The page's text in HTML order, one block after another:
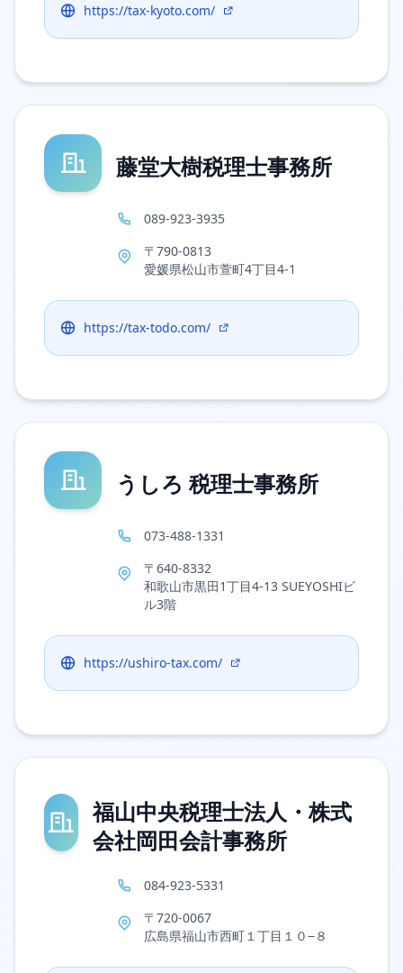
https://tax-kyoto.com/
藤堂大樹税理士事務所
089-923-3935
〒790-0813
愛媛県松山市萱町4丁目4-1
https://tax-todo.com/
うしろ 税理士事務所
073-488-1331
〒640-8332
和歌山市黒田1丁目4-13 SUEYOSHIビ
ル3階
https://ushiro-tax.com/
福山中央税理士法人・株式
会社岡田会計事務所
084-923-5331
〒720-0067
広島県福山市西町１丁目１０−８